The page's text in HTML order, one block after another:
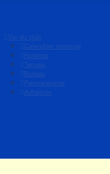
Vie du club
Calendrier mensuel
Horaires
Tenues
Bureau
Permanences
Adhésion